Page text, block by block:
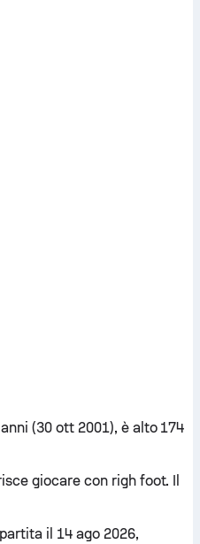
(30 ott 2001), è alto 174
giocare con righ foot. Il
il 14 ago 2026,